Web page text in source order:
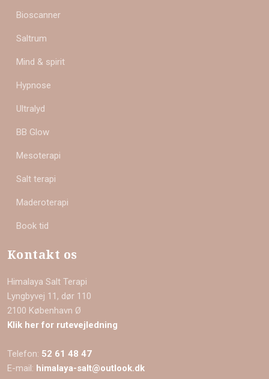
Bioscanner
Saltrum
Mind & spirit
Hypnose
Ultralyd
BB Glow
Mesoterapi
Salt terapi
Maderoterapi
Book tid
Kontakt os
Himalaya Salt Terapi
Lyngbyvej 11, dør 110
​2100 København Ø
Klik her for rutevejledning
Telefon: 52 61 48 47
E-mail: himalaya-salt@outlook.dk